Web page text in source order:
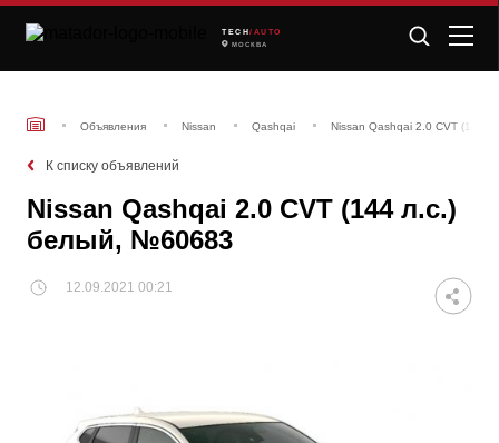
TECH /AUTO
МОСКВА
Объявления Nissan Qashqai Nissan Qashqai 2.0 CVT (144
К списку объявлений
Nissan Qashqai 2.0 CVT (144 л.с.)
белый, №60683
12.09.2021 00:21